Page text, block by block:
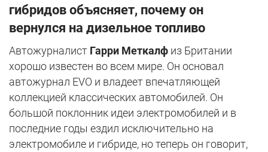
гибридов объясняет, почему он
вернулся на дизельное топливо
Автожурналист Гарри Меткалф из Британии
хорошо известен во всем мире. Он основал
автожурнал EVO и владеет впечатляющей
коллекцией классических автомобилей. Он
большой поклонник идеи электромобилей и в
последние годы ездил исключительно на
электромобиле и гибриде, но теперь он говорит,